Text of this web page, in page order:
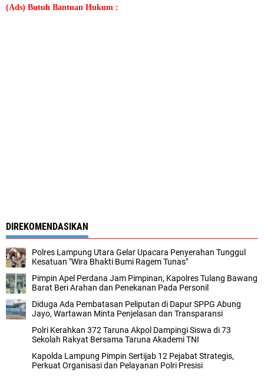
(Ads) Butuh Bantuan Hukum :
DIREKOMENDASIKAN
Polres Lampung Utara Gelar Upacara Penyerahan Tunggul
Kesatuan "Wira Bhakti Bumi Ragem Tunas"
Pimpin Apel Perdana Jam Pimpinan, Kapolres Tulang Bawang
Barat Beri Arahan dan Penekanan Pada Personil
Diduga Ada Pembatasan Peliputan di Dapur SPPG Abung
Jayo, Wartawan Minta Penjelasan dan Transparansi
Polri Kerahkan 372 Taruna Akpol Dampingi Siswa di 73
Sekolah Rakyat Bersama Taruna Akademi TNI
Kapolda Lampung Pimpin Sertijab 12 Pejabat Strategis,
Perkuat Organisasi dan Pelayanan Polri Presisi